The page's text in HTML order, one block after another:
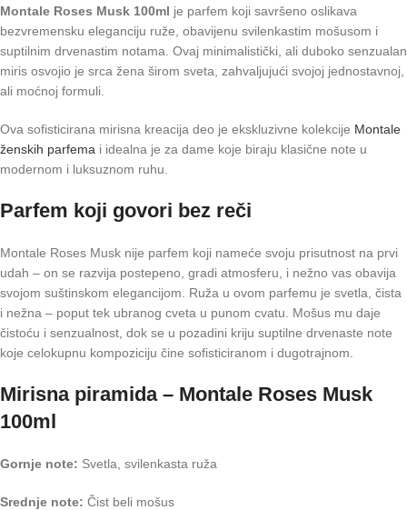
Montale Roses Musk 100ml je parfem koji savršeno oslikava
bezvremensku eleganciju ruže, obavijenu svilenkastim mošusom i
suptilnim drvenastim notama. Ovaj minimalistički, ali duboko senzualan
miris osvojio je srca žena širom sveta, zahvaljujući svojoj jednostavnoj,
ali moćnoj formuli.
Ova sofisticirana mirisna kreacija deo je ekskluzivne kolekcije Montale
ženskih parfema i idealna je za dame koje biraju klasične note u
modernom i luksuznom ruhu.
Parfem koji govori bez reči
Montale Roses Musk nije parfem koji nameće svoju prisutnost na prvi
udah – on se razvija postepeno, gradi atmosferu, i nežno vas obavija
svojom suštinskom elegancijom. Ruža u ovom parfemu je svetla, čista
i nežna – poput tek ubranog cveta u punom cvatu. Mošus mu daje
čistoću i senzualnost, dok se u pozadini kriju suptilne drvenaste note
koje celokupnu kompoziciju čine sofisticiranom i dugotrajnom.
Mirisna piramida – Montale Roses Musk
100ml
Gornje note: Svetla, svilenkasta ruža
Srednje note: Čist beli mošus